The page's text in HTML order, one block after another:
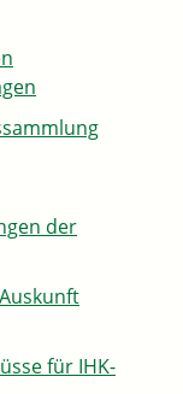
der
für IHK-